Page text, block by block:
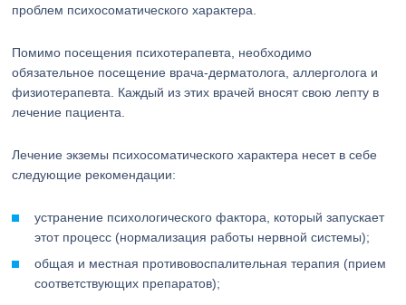
проблем психосоматического характера.
Помимо посещения психотерапевта, необходимо
обязательное посещение врача-дерматолога, аллерголога и
физиотерапевта. Каждый из этих врачей вносят свою лепту в
лечение пациента.
Лечение экземы психосоматического характера несет в себе
следующие рекомендации:
устранение психологического фактора, который запускает
этот процесс (нормализация работы нервной системы);
общая и местная противовоспалительная терапия (прием
соответствующих препаратов);